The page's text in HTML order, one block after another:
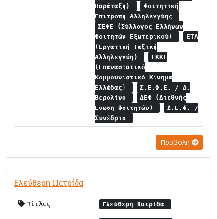
Παράταξη)
Φοιτητική
Επιτροπή Αλληλεγγύης
ΣΕΦΕ (Σύλλογος Ελλήνων
Φοιτητών Εξωτερικού)
ΕΤΑ
(Εργατική Ταξική
Αλληλεγγύη)
ΕΚΚΕ
(Επαναστατικό
Κομμουνιστικό Κίνημα
Ελλάδας)
Σ.Ε.Φ.Ε. / Δ.
Βερολίνο
ΔΕΦ (Διεθνής
Ένωση Φοιτητών)
Δ.Ε.Φ. /
Συνέδριο
Προβολή
Ελεύθερη Πατρίδα
Τίτλος Ελεύθερη Πατρίδα